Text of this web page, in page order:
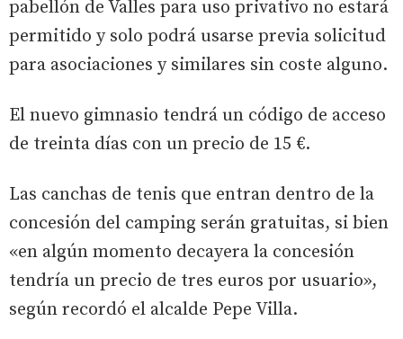
pabellón de Valles para uso privativo no estará
permitido y solo podrá usarse previa solicitud
para asociaciones y similares sin coste alguno.
El nuevo gimnasio tendrá un código de acceso
de treinta días con un precio de 15 €.
Las canchas de tenis que entran dentro de la
concesión del camping serán gratuitas, si bien
«en algún momento decayera la concesión
tendría un precio de tres euros por usuario»,
según recordó el alcalde Pepe Villa.